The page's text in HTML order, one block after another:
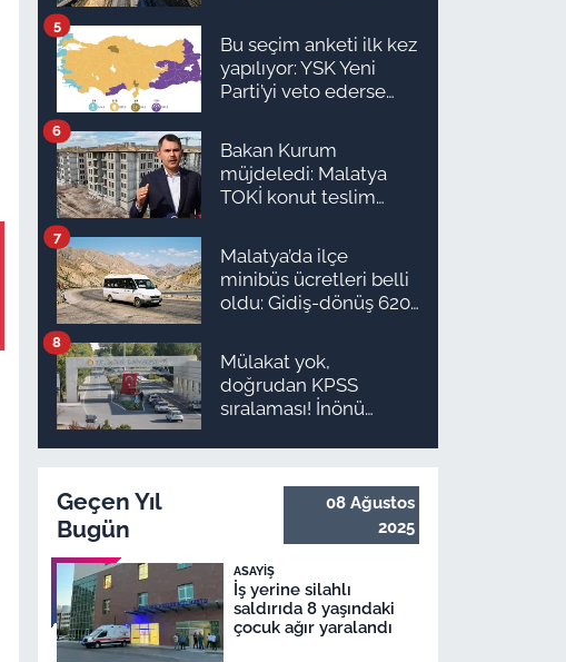
Bu seçim anketi ilk kez
yapılıyor: YSK Yeni
Parti’yi veto ederse
olur?
5
Bakan Kurum
müjdeledi: Malatya
TOKİ konut teslim
ilçe ilçe teslimat
takvimi ve ödeme
planı
6
Malatya’da ilçe
minibüs ücretleri belli
oldu: Gidiş-dönüş 620
7
Mülakat yok,
doğrudan KPSS
sıralaması! İnönü
personel alım ilanı
8
Geçen Yıl
Bugün
08 Ağustos
2025
ASAYIŞ
İş yerine silahlı
saldırıda 8 yaşındaki
çocuk ağır yaralandı